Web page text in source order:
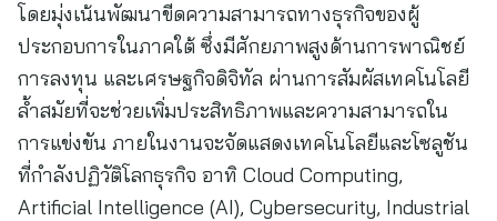
โดยมุ่งเน้นพัฒนาขีดความสามารถทางธุรกิจของผู้
ประกอบการในภาคใต้ ซึ่งมีศักยภาพสูงด้านการพาณิชย์
การลงทุน และเศรษฐกิจดิจิทัล ผ่านการสัมผัสเทคโนโลยี
ล้ำสมัยที่จะช่วยเพิ่มประสิทธิภาพและความสามารถใน
การแข่งขัน ภายในงานจะจัดแสดงเทคโนโลยีและโซลูชัน
ที่กำลังปฏิวัติโลกธุรกิจ อาทิ Cloud Computing,
Artificial Intelligence (AI), Cybersecurity, Industrial